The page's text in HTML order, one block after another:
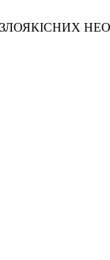
ЗЛОЯКІСНИХ